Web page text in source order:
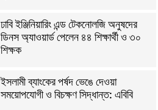
ঢাবি ইঞ্জিনিয়ারিং এন্ড টেকনোলজি অনুষদের
ডিনস অ্যাওয়ার্ড পেলেন ৪৪ শিক্ষার্থী ও ৩০
শিক্ষক
ইসলামী ব্যাংকের পর্ষদ ভেঙে দেওয়া
সময়োপযোগী ও বিচক্ষণ সিদ্ধান্ত: এবিবি